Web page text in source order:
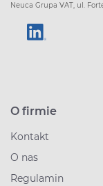
Neuca Grupa VAT, ul.
O firmie
Kontakt
O nas
Regulamin